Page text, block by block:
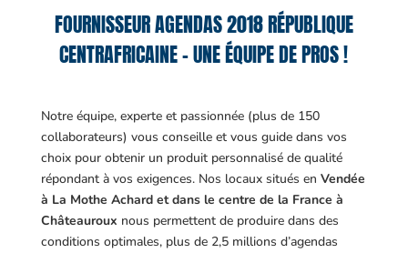
FOURNISSEUR AGENDAS 2018 RÉPUBLIQUE
CENTRAFRICAINE – UNE ÉQUIPE DE PROS !
Notre équipe, experte et passionnée (plus de 150
collaborateurs) vous conseille et vous guide dans vos
choix pour obtenir un produit personnalisé de qualité
répondant à vos exigences. Nos locaux situés en Vendée
à La Mothe Achard et dans le centre de la France à
Châteauroux nous permettent de produire dans des
conditions optimales, plus de 2,5 millions d’agendas